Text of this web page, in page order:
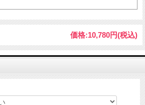
価格:10,780円(税込)